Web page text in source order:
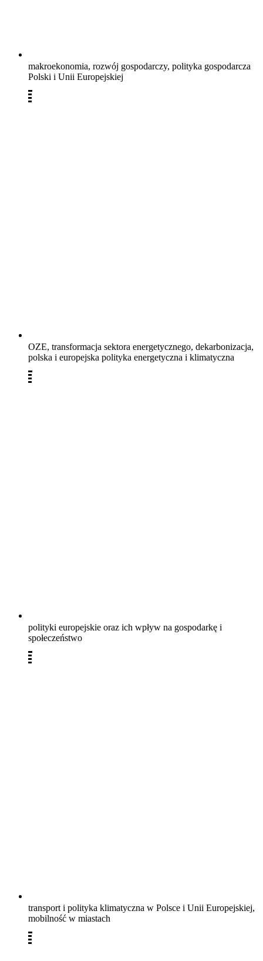
makroekonomia, rozwój gospodarczy, polityka gospodarcza
Polski i Unii Europejskiej
OZE, transformacja sektora energetycznego, dekarbonizacja,
polska i europejska polityka energetyczna i klimatyczna
polityki europejskie oraz ich wpływ na gospodarkę i
społeczeństwo
transport i polityka klimatyczna w Polsce i Unii Europejskiej,
mobilność w miastach